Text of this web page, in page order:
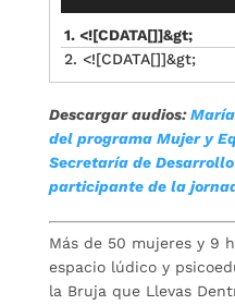
1. <![CDATA[]]&gt;
2. <![CDATA[]]&gt;
Descargar audios:
del programa Mujer y
Secretaría de
participante de la
Más de 50 mujeres y 9
espacio lúdico y
la Bruja que Llevas